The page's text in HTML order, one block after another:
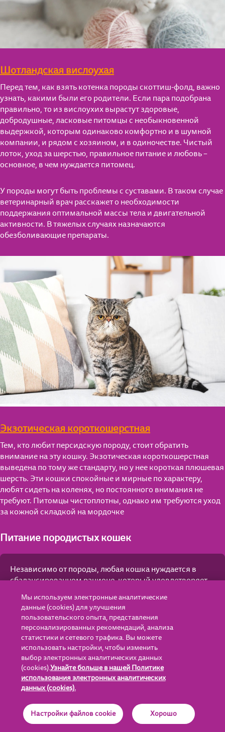
Где купить?
Шотландская вислоухая
Перед тем, как взять котенка породы скоттиш-фолд, важно
узнать, какими были его родители. Если пара подобрана
правильно, то из вислоухих вырастут здоровые,
добродушные, ласковые питомцы с необыкновенной
выдержкой, которым одинаково комфортно и в шумной
компании, и рядом с хозяином, и в одиночестве. Чистый
лоток, уход за шерстью, правильное питание и любовь –
основное, в чем нуждается питомец.
У породы могут быть проблемы с суставами. В таком случае
ветеринарный врач расскажет о необходимости
поддержания оптимальной массы тела и двигательной
активности. В тяжелых случаях назначаются
обезболивающие препараты.
Экзотическая короткошерстная
Тем, кто любит персидскую породу, стоит обратить
внимание на эту кошку. Экзотическая короткошерстная
выведена по тому же стандарту, но у нее короткая плюшевая
шерсть. Эти кошки спокойные и мирные по характеру,
любят сидеть на коленях, но постоянного внимания не
требуют. Питомцы чистоплотны, однако им требуются уход
за кожной складкой на мордочке
Питание породистых кошек
Независимо от породы, любая кошка нуждается в
сбалансированном рационе, который удовлетворяет
ее потребности в питательных веществах и нутриентах.
Лучшим решением будет смешанный тип питания
готовыми кормами – сухим и влажным.
Лобова Ольга
Специализация:
Ветеринарный врач-терапевт.
ветеринарной медицины и биотехнологии им.
К.И.Скрябина, в 2014 году.
Опыт работы:
С 2014 года работает в ветеринарной клинике
«Биоконтроль», с 2018 года в должности врач-терапевт.
Мы используем электронные аналитические
данные (cookies) для улучшения
пользовательского опыта, представления
персонализированных рекомендаций, анализа
статистики и сетевого трафика. Вы можете
использовать настройки, чтобы изменить
выбор электронных аналитических данных
(cookies).Узнайте больше в нашей Политике
использования электронных аналитических
данных (cookies).(opens in a new tab)
Настройки файлов cookie Хорошо